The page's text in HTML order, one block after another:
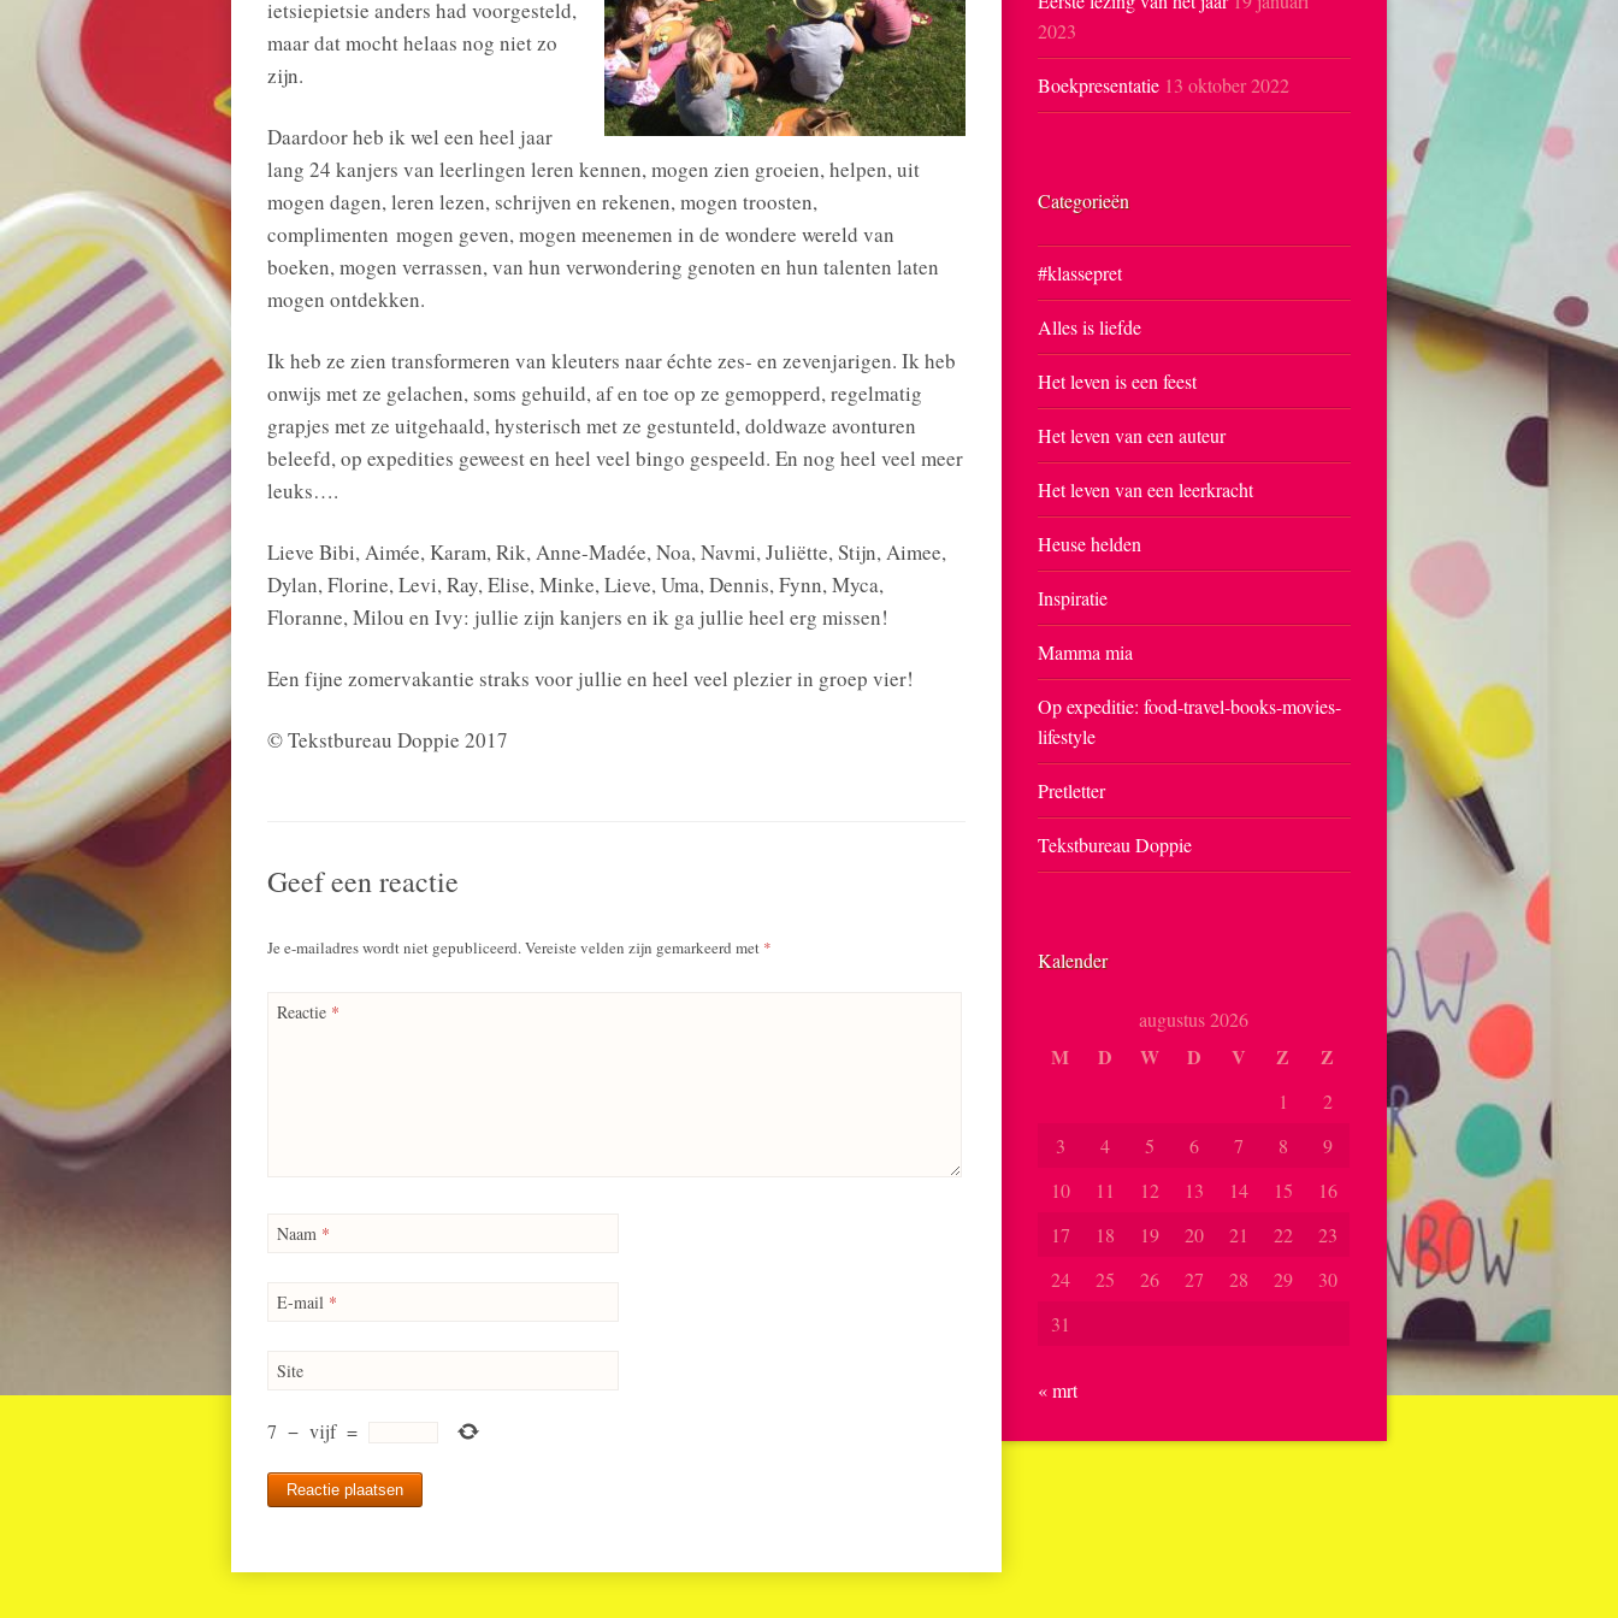
ietsiepietsie anders had voorgesteld,
maar dat mocht helaas nog niet zo
zijn.
Daardoor heb ik wel een heel jaar
lang 24 kanjers van leerlingen leren kennen, mogen zien groeien, helpen, uit
mogen dagen, leren lezen, schrijven en rekenen, mogen troosten,
complimenten mogen geven, mogen meenemen in de wondere wereld van
boeken, mogen verrassen, van hun verwondering genoten en hun talenten laten
mogen ontdekken.
Ik heb ze zien transformeren van kleuters naar échte zes- en zevenjarigen. Ik heb
onwijs met ze gelachen, soms gehuild, af en toe op ze gemopperd, regelmatig
grapjes met ze uitgehaald, hysterisch met ze gestunteld, doldwaze avonturen
beleefd, op expedities geweest en heel veel bingo gespeeld. En nog heel veel meer
leuks….
Lieve Bibi, Aimée, Karam, Rik, Anne-Madée, Noa, Navmi, Juliëtte, Stijn, Aimee,
Dylan, Florine, Levi, Ray, Elise, Minke, Lieve, Uma, Dennis, Fynn, Myca,
Floranne, Milou en Ivy: jullie zijn kanjers en ik ga jullie heel erg missen!
Een fijne zomervakantie straks voor jullie en heel veel plezier in groep vier!
© Tekstbureau Doppie 2017
Geef een reactie
Je e-mailadres wordt niet gepubliceerd.Vereiste velden zijn gemarkeerd met *
Reactie *
Naam *
E-mail *
Site
7 − vijf =
2023
Boekpresentatie 13 oktober 2022
Categorieën
#klassepret
Alles is liefde
Het leven is een feest
Het leven van een auteur
Het leven van een leerkracht
Heuse helden
Inspiratie
Mamma mia
Op expeditie: food-travel-books-movies-
lifestyle
Pretletter
Tekstbureau Doppie
Kalender
augustus 2026
M D W D V Z Z
1
2
3
4 5 6 7 8
9
10
11 12 13 14 15
16
17
18 19 20 21 22
23
24
25 26 27 28 29
30
31
« mrt